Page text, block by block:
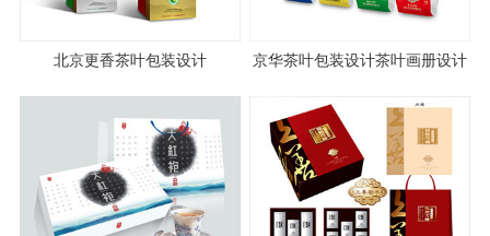
北京更香茶叶包装设计
京华茶叶包装设计茶叶画册设计